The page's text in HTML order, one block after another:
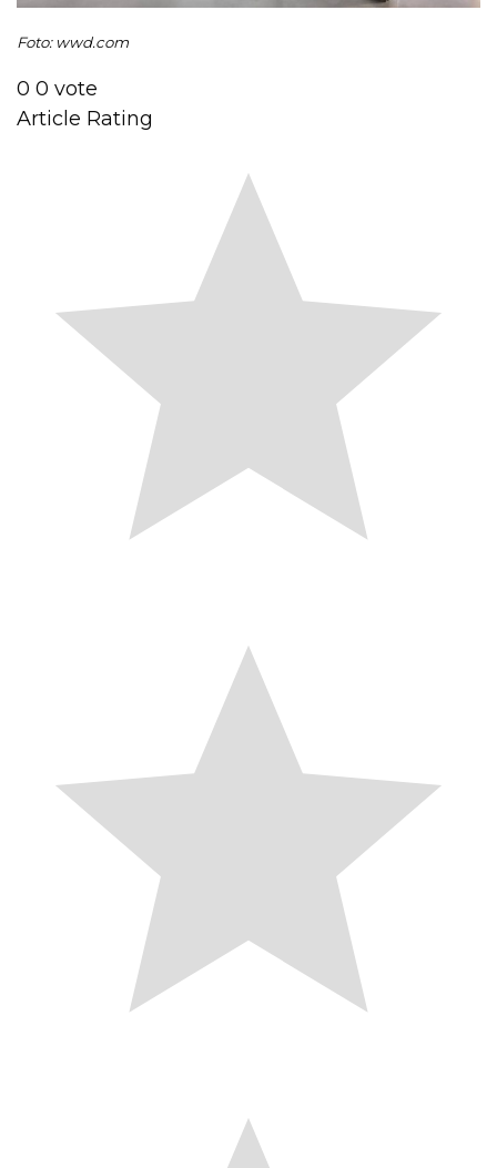
Foto: wwd.com
0 0 vote
Article Rating